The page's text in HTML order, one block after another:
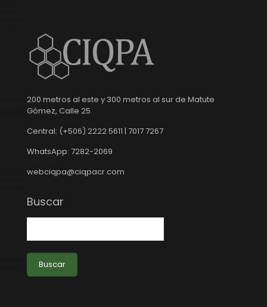
200 metros al este y 300 metros al sur de Matute
Gómez, Calle 25.
Central: (+506) 2222 5611 | 7017 7267
WhatsApp: 7282-2069
webciqpa@ciqpacr.com
Buscar
Buscar